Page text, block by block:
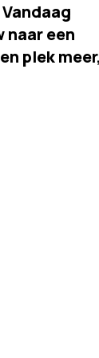
naar een
plek